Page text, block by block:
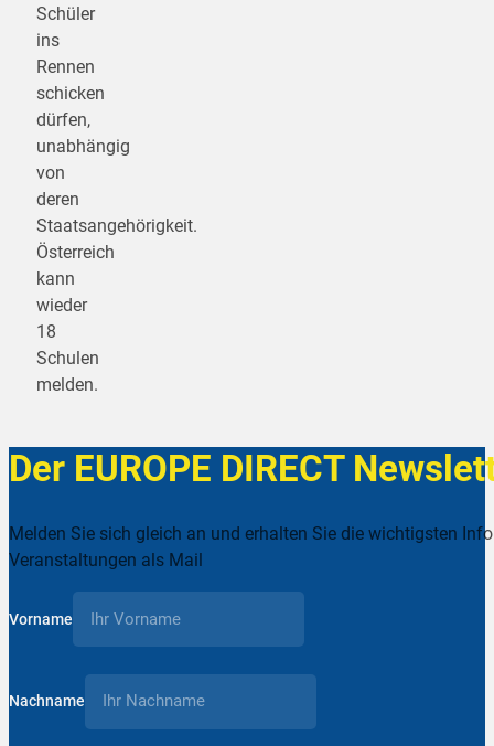
Schüler
ins
Rennen
schicken
dürfen,
unabhängig
von
deren
Staatsangehörigkeit.
Österreich
kann
wieder
18
Schulen
melden.
Der EUROPE DIRECT
Melden Sie sich gleich an und erhalten Sie die wichtigsten
Veranstaltungen als Mail
Vorname
Nachname